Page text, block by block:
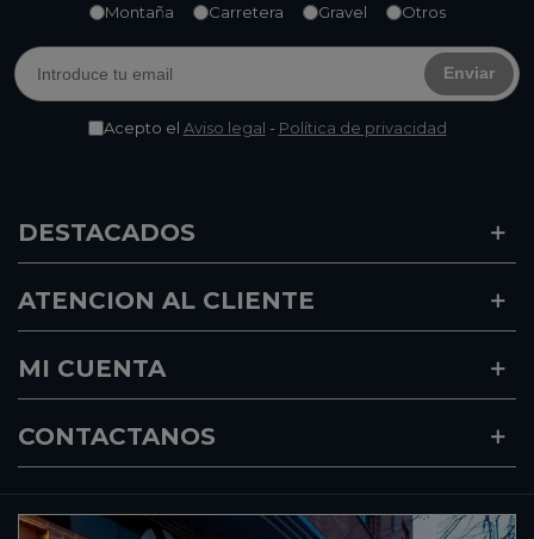
Montaña Carretera Gravel Otros
Enviar
Acepto el Aviso legal - Política de privacidad
DESTACADOS
ATENCION AL CLIENTE
MI CUENTA
CONTACTANOS